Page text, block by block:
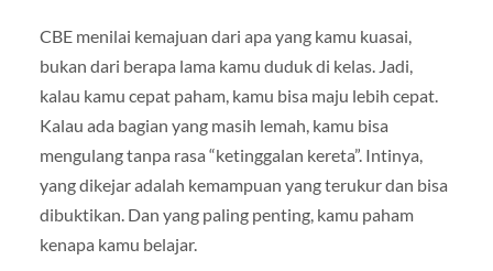
CBE menilai kemajuan dari apa yang kamu kuasai,
bukan dari berapa lama kamu duduk di kelas. Jadi,
kalau kamu cepat paham, kamu bisa maju lebih cepat.
Kalau ada bagian yang masih lemah, kamu bisa
mengulang tanpa rasa “ketinggalan kereta”. Intinya,
yang dikejar adalah kemampuan yang terukur dan bisa
dibuktikan. Dan yang paling penting, kamu paham
kenapa kamu belajar.